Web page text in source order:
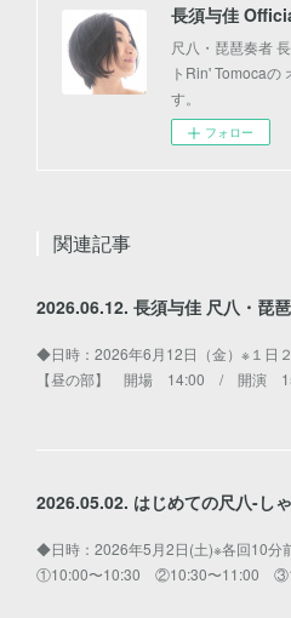
長須与佳
尺八・琵琶奏者
トRin' Tomocaの
す。
フォロー
関連記事
◆日時：2026年6月12日（金）※１日
【昼の部】 開場 14:00 / 開演
◆日時：2026年5月2日(土)※各回10分
①10:00〜10:30 ②10:30〜11:00